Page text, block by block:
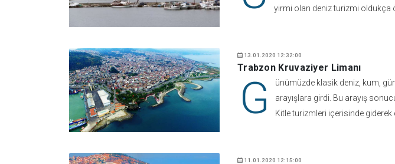
yirmi olan deniz turizmi oldukça
13.01.2020 12:32:00
Trabzon Kruvaziyer Limanı
G
ünümüzde klasik deniz, kum,
arayışlara girdi. Bu arayış
Kitle turizmleri içerisinde
11.01.2020 12:15:00